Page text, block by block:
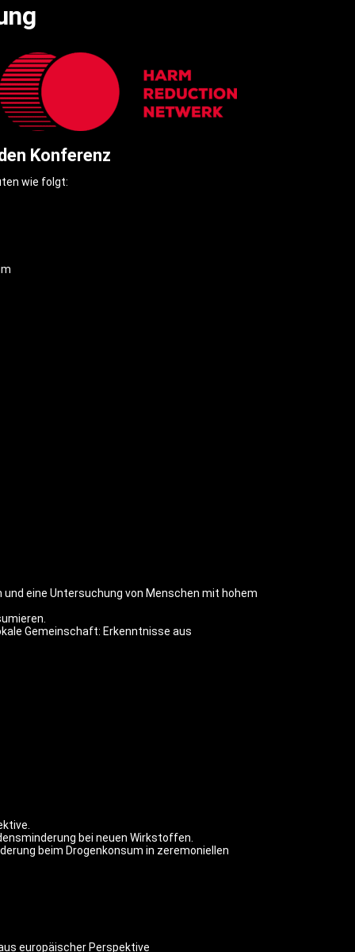
Konferenz
wie folgt:
eine Untersuchung von Menschen mit hohem
Gemeinschaft: Erkenntnisse aus
bei neuen Wirkstoffen.
beim Drogenkonsum in zeremoniellen
europäischer Perspektive